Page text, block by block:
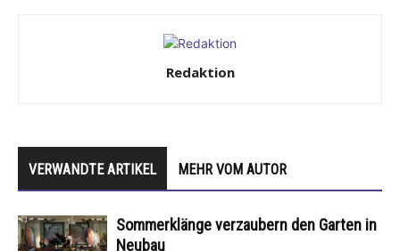
Redaktion
VERWANDTE ARTIKEL MEHR VOM AUTOR
Sommerklänge verzaubern den Garten in
Neubau